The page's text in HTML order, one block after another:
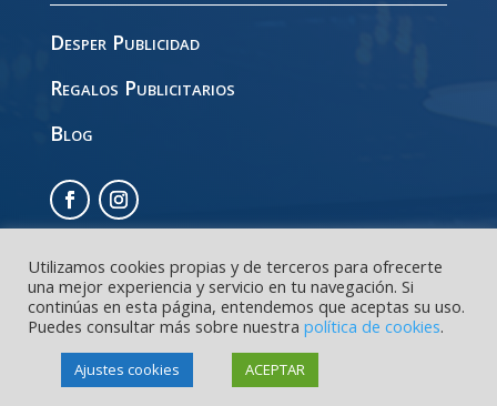
Desper Publicidad
Regalos Publicitarios
Blog
Política de cookies|Privacidad|Aviso legal
Utilizamos cookies propias y de terceros para ofrecerte
una mejor experiencia y servicio en tu navegación. Si
continúas en esta página, entendemos que aceptas su uso.
Puedes consultar más sobre nuestra política de cookies.
Ajustes cookies ACEPTAR